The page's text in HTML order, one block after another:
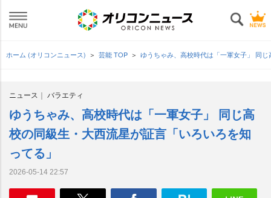
ホーム (オリコンニュース) 芸能 TOP ゆうちゃみ、高校時代は「一軍女子」 同
ニュース バラエティ
ゆうちゃみ、高校時代は「一軍女子」 同じ高
校の同級生・大西流星が証言「いろいろを知
ってる」
2026-05-14 22:57